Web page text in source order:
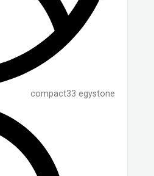
compact33 egystone